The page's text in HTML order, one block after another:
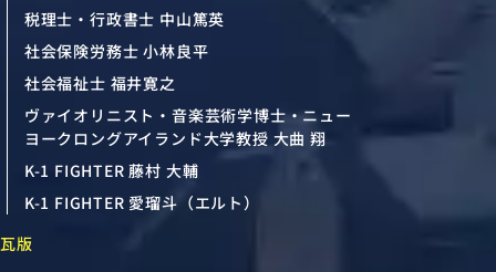
税理士・行政書士 中山篤英
社会保険労務士 小林良平
社会福祉士 福井寛之
ヴァイオリニスト・音楽芸術学博士・ニュー
ヨークロングアイランド大学教授 大曲 翔
K-1 FIGHTER 藤村 大輔
K-1 FIGHTER 愛瑠斗（エルト）
瓦版